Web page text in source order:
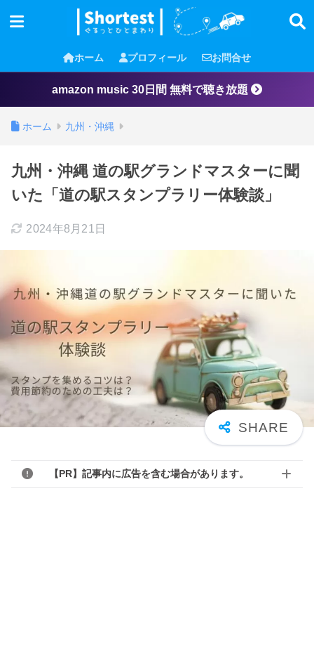
ホーム プロフィール お問合せ
amazon music 30日間 無料で聴き放題
ホーム 九州・沖縄
九州・沖縄 道の駅グランドマスターに聞
いた「道の駅スタンプラリー体験談」
2024年8月21日
【PR】記事内に広告を含む場合があります。